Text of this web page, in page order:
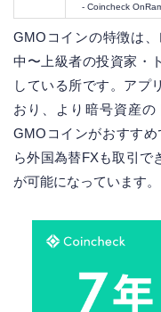
- Coincheck
GMOコインの特徴は、
中〜上級者の投資家・
している所です。アプ
おり、より暗号資産
GMOコインがおすす
ら外国為替FXも取引で
が可能になっています。